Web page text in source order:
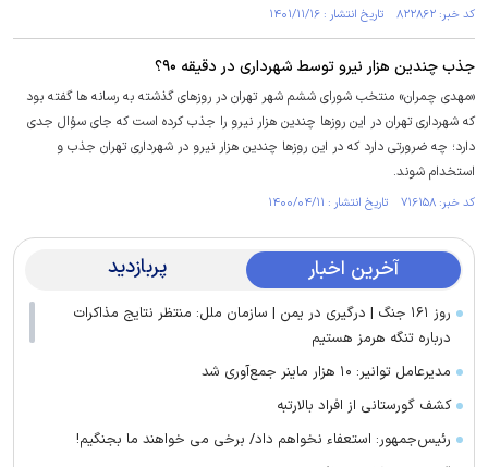
کد خبر: ۸۲۲۸۶۲ تاریخ انتشار : ۱۴۰۱/۱۱/۱۶
جذب چندین هزار نیرو توسط شهرداری در دقیقه ۹۰؟
«مهدی چمران» منتخب شورای ششم شهر تهران در روزهای گذشته به رسانه ها گفته بود
که شهرداری تهران در این روزها چندین هزار نیرو را جذب کرده است که جای سؤال جدی
دارد؛ چه ضرورتی دارد که در این روزها چندین هزار نیرو در شهرداری تهران جذب و
استخدام شوند.
کد خبر: ۷۱۶۱۵۸ تاریخ انتشار : ۱۴۰۰/۰۴/۱۱
آخرین اخبار پربازدید
روز ۱۶۱ جنگ | درگیری در یمن | سازمان ملل: منتظر نتایج مذاکرات
درباره تنگه هرمز هستیم
مدیرعامل توانیر: ۱۰ هزار ماینر جمع‌آوری شد
کشف گورستانی از افراد بالارتبه
رئیس‌جمهور: استعفاء نخواهم داد/ برخی می خواهند ما بجنگیم!